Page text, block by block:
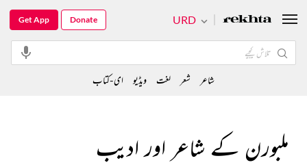
ملبورن کے شاعر اور ادیب
URD
Get App Donate
شاعر شعر لغت ویڈیو ای-کتاب